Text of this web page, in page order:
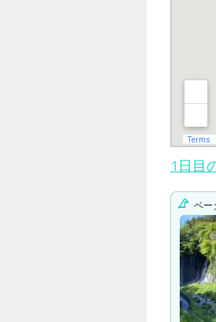
1日目
ベー